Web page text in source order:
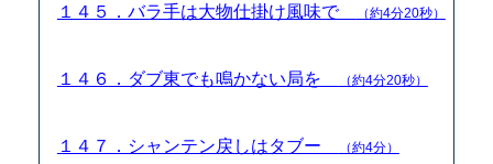
１４５．バラ手は大物仕掛け風味で （約4分20秒）
１４６．ダブ東でも鳴かない局を （約4分20秒）
１４７．シャンテン戻しはタブー （約4分）